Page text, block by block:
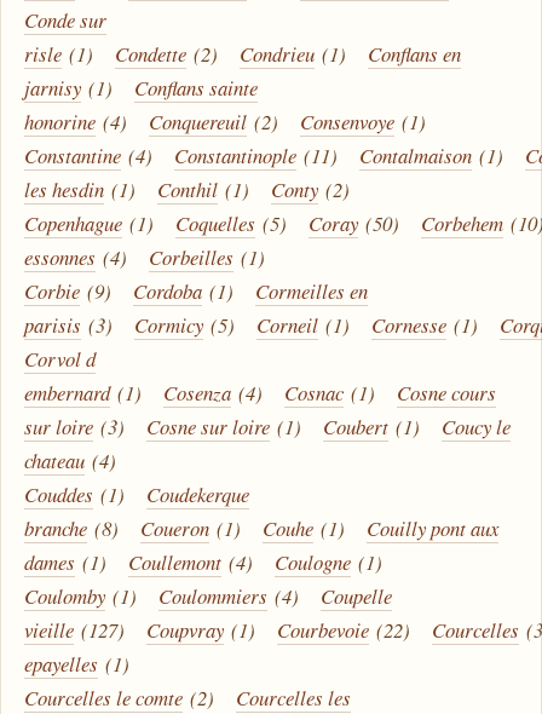
Conde sur
risle (1) Condette (2) Condrieu (1)
Conflans en
jarnisy (1)
Conflans sainte
honorine (4) Conquereuil (2) Consenvoye (1)
Constantine (4) Constantinople (11) Contalmaison (1)
les hesdin (1) Conthil (1) Conty (2)
Copenhague (1) Coquelles (5) Coray (50) Corbehem
essonnes (4) Corbeilles (1)
Corbie (9) Cordoba (1)
Cormeilles en
parisis (3) Cormicy (5) Corneil (1) Cornesse (1)
Corvol d
embernard (1) Cosenza (4) Cosnac (1)
Cosne cours
sur loire (3) Cosne sur loire (1) Coubert (1)
Coucy le
chateau (4)
Couddes (1)
Coudekerque
branche (8) Coueron (1) Couhe (1)
Couilly pont aux
dames (1) Coullemont (4) Coulogne (1)
Coulomby (1) Coulommiers (4)
Coupelle
vieille (127) Coupvray (1) Courbevoie (22) Courcelles
epayelles (1)
Courcelles le comte (2)
Courcelles les